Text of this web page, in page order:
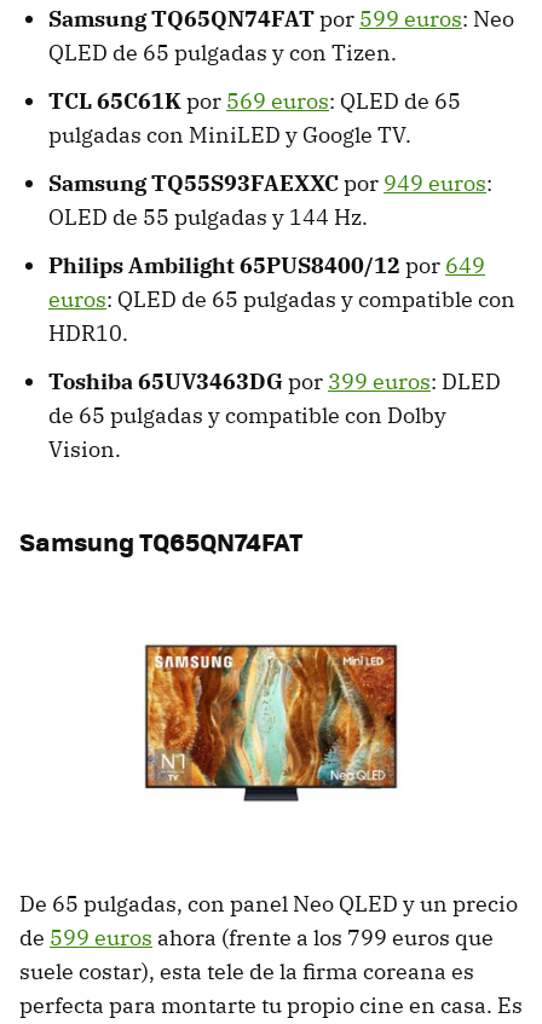
Samsung TQ65QN74FATpor 599 euros: Neo
QLED de 65 pulgadas y con Tizen.
TCL 65C61Kpor 569 euros: QLED de 65
pulgadas con MiniLED y Google TV.
Samsung TQ55S93FAEXXCpor 949 euros:
OLED de 55 pulgadas y 144 Hz.
Philips Ambilight 65PUS8400/12 por 649
euros: QLED de 65 pulgadas y compatible con
HDR10.
Toshiba 65UV3463DGpor 399 euros: DLED
de 65 pulgadas y compatible con Dolby
Vision.
Samsung TQ65QN74FAT
De 65 pulgadas, con panel Neo QLED y un precio
de 599 euros ahora (frente a los 799 euros que
suele costar), esta tele de la firma coreana es
perfecta para montarte tu propio cine en casa. Es